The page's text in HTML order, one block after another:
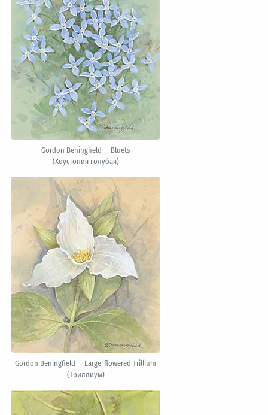
Gordon Beningfield — Bluets
(Хоустония голубая)
Gordon Beningfield — Large-flowered Trillium
(Триллиум)